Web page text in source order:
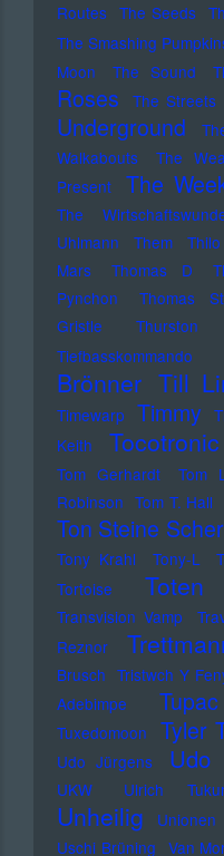
Routes The Seeds
The Smashing
Moon
The Sound
Roses
The Streets
Underground
Walkabouts
The
Present
The
The
Uhlmann
Them
Mars
Thomas D
Pynchon
Thomas
Gristle
Thurston
Tiefbasskommando
Brönner Till
Timewarp Timmy
Keith
Tocotronic
Tom Gerhardt Tom
Robinson Tom T. Hall
Ton Steine
Tony Krahl
Tony-L
Tortoise
Toten
Transvision Vamp
Reznor
Brusch Tristwch Y
Adebimpe
Tuxedomoon Tyler
Udo Jürgens
Udo
UKW Ulrich
Unheilig Unionen
Uschi Brüning Van